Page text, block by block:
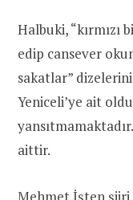
Halbuki, “kırmızı
edip cansever
sakatlar”
Yeniceli’ye ait
aittir.
Mehmet İşten şiiri